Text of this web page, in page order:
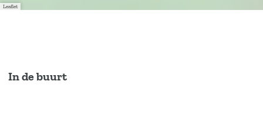
In de buurt
Leaflet